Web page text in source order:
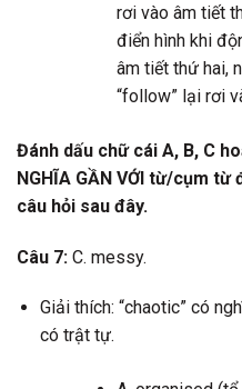
rơi vào âm tiết
điển hình khi
âm tiết thứ hai,
“follow” lại rơi
Đánh dấu chữ cái A, B, C
NGHĨA GẦN VỚI từ/cụm
câu hỏi sau đây.
Câu 7: C. messy.
Giải thích: “chaotic” có
có trật tự.